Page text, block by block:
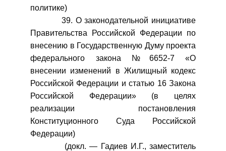
политике)
39. О законодательной инициативе
Правительства Российской Федерации по
внесению в Государственную Думу проекта
федерального закона №6652-7 «О
внесении изменений в Жилищный кодекс
Российской Федерации и статью 16 Закона
Российской Федерации» (в целях
реализации постановления
Конституционного Суда Российской
Федерации)
(докл. — Гадиев И.Г., заместитель